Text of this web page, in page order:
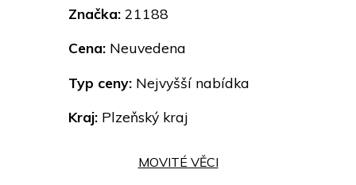
Značka: 21188
Cena: Neuvedena
Typ ceny: Nejvyšší nabídka
Kraj: Plzeňský kraj
MOVITÉ VĚCI